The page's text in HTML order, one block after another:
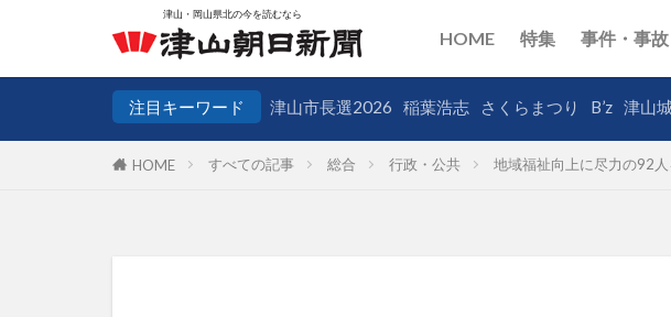
HOME 特集 事件・事故
注目キーワード 津山市長選2026 稲葉浩志 さくらまつり B’z 津山
HOME すべての記事 総合 行政・公共 地域福祉向上に尽力の92